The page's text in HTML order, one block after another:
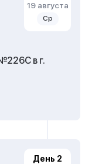
19 августа
Ср
в г.
(гостиница
День 2